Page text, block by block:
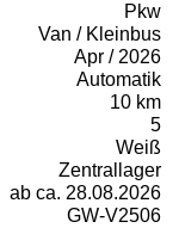
Pkw
Van / Kleinbus
Apr / 2026
Automatik
10 km
5
Weiß
Zentrallager
ab ca. 28.08.2026
GW-V2506